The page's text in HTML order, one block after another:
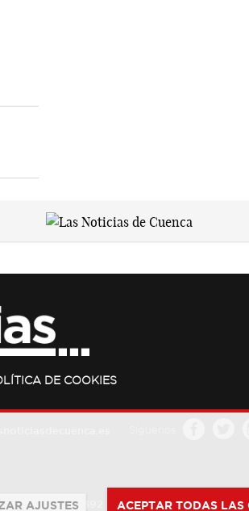
DE COOKIES
573 / 670 726 392
AJUSTES ACEPTAR TODAS LAS